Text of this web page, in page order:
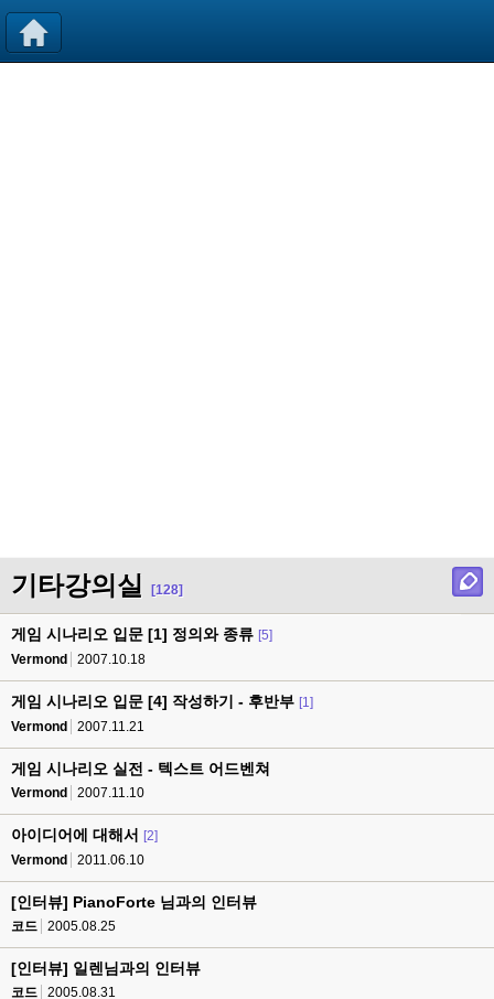
기타강의실 [128]
게임 시나리오 입문 [1] 정의와 종류 [5]
Vermond
2007.10.18
게임 시나리오 입문 [4] 작성하기 - 후반부 [1]
Vermond
2007.11.21
게임 시나리오 실전 - 텍스트 어드벤쳐
Vermond 2007.11.10
아이디어에 대해서
[2]
Vermond
2011.06.10
[인터뷰] PianoForte 님과의 인터뷰
코드 2005.08.25
[인터뷰] 일렌님과의 인터뷰
코드 2005.08.31